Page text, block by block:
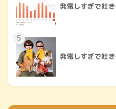
発電しすぎで吐
5
発電しすぎで吐